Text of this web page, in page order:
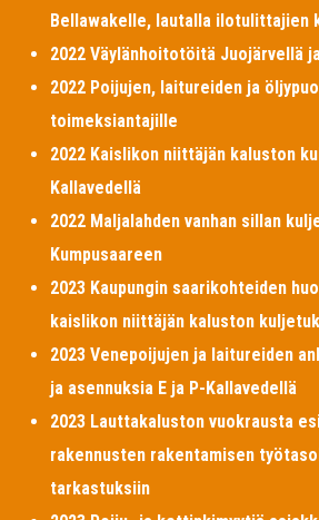
Bellawakelle, lautalla ilotulittajien
2022 Väylänhoitotöitä Juojärvellä
2022 Poijujen, laitureiden ja
toimeksiantajille
2022 Kaislikon niittäjän kaluston
Kallavedellä
2022 Maljalahden vanhan sillan
Kumpusaareen
2023 Kaupungin saarikohteiden
kaislikon niittäjän kaluston
2023 Venepoijujen ja laitureiden
ja asennuksia E ja P-Kallavedellä
2023 Lauttakaluston vuokrausta
rakennusten rakentamisen
tarkastuksiin